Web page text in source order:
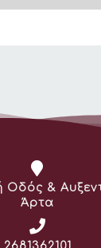
Οδός &
Άρτα
Τηλέφωνο: